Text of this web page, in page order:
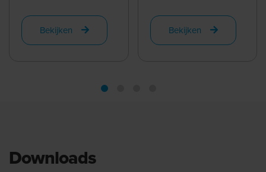
deze tool ook prettig in
gebruik voor ...
Bekijken
en 6,0mm2 worden
gekrompen door de
verschillende ...
Bekijken
Downloads